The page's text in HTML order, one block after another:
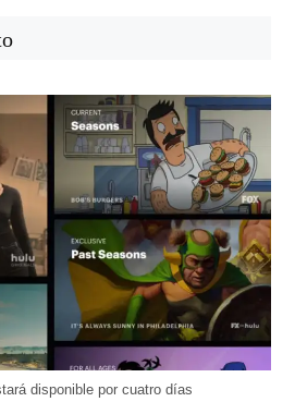
disponible por cuatro días